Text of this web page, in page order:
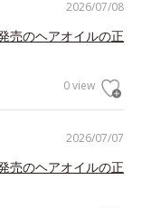
2026/07/08
売のヘアオイルの正
0 view
2026/07/07
売のヘアオイルの正